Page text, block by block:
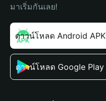
มาเริ่มกันเลย!
ดาวน์โหลด Android APK
ดาวน์โหลด Google Play